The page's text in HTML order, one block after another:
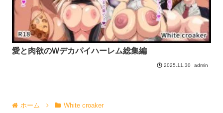
愛と肉欲のWデカパイハーレム総集編
2025.11.30 admin
ホーム White croaker